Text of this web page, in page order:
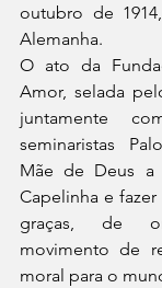
outubro de
Alemanha.
O ato da
Amor, selada
juntamente
seminaristas
Mãe de Deus a
Capelinha e
graças, de
movimento de
moral para o